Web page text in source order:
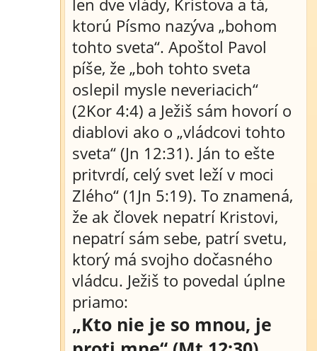
len dve vlády, Kristova a tá,
ktorú Písmo nazýva „bohom
tohto sveta“. Apoštol Pavol
píše, že „boh tohto sveta
oslepil mysle neveriacich“
(2Kor 4:4) a Ježiš sám hovorí o
diablovi ako o „vládcovi tohto
sveta“ (Jn 12:31). Ján to ešte
pritvrdí, celý svet leží v moci
Zlého“ (1Jn 5:19). To znamená,
že ak človek nepatrí Kristovi,
nepatrí sám sebe, patrí svetu,
ktorý má svojho dočasného
vládcu. Ježiš to povedal úplne
priamo:
„Kto nie je so mnou, je